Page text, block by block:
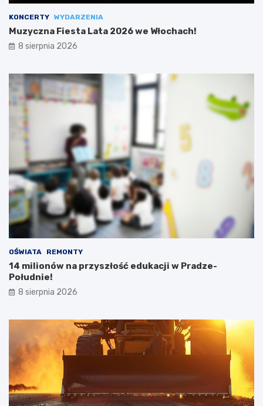
KONCERTY WYDARZENIA
Muzyczna Fiesta Lata 2026 we Włochach!
8 sierpnia 2026
OŚWIATA REMONTY
14 milionów na przyszłość edukacji w Pradze-
Południe!
8 sierpnia 2026